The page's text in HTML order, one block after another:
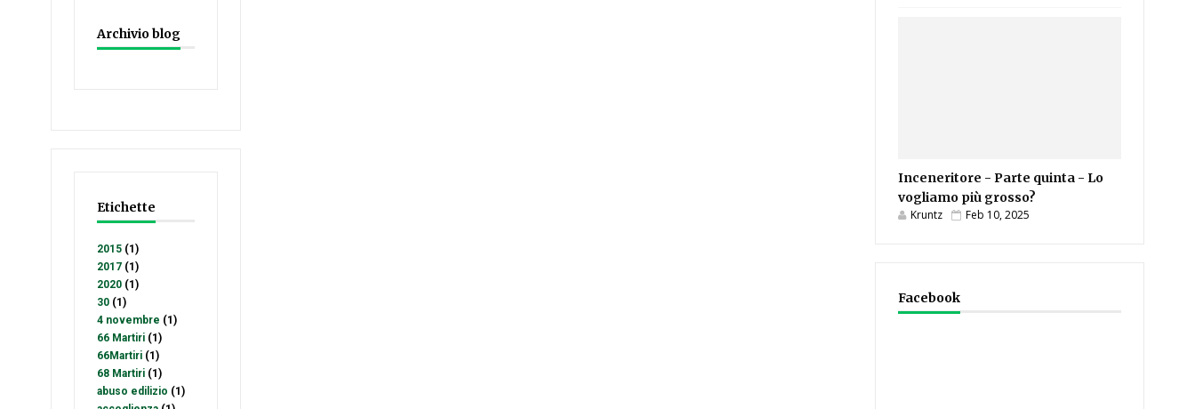
Archivio blog
Etichette
2015 (1)
2017 (1)
2020 (1)
30 (1)
4 novembre (1)
66 Martiri (1)
66Martiri (1)
68 Martiri (1)
abuso edilizio (1)
Inceneritore - Parte quinta - Lo
vogliamo più grosso?
Kruntz Feb 10, 2025
Facebook